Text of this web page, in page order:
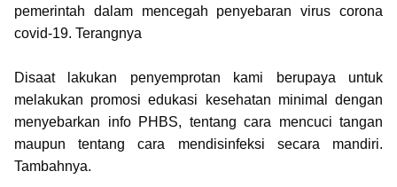
pemerintah dalam mencegah penyebaran virus corona
covid-19. Terangnya
Disaat lakukan penyemprotan kami berupaya untuk
melakukan promosi edukasi kesehatan minimal dengan
menyebarkan info PHBS, tentang cara mencuci tangan
maupun tentang cara mendisinfeksi secara mandiri.
Tambahnya.